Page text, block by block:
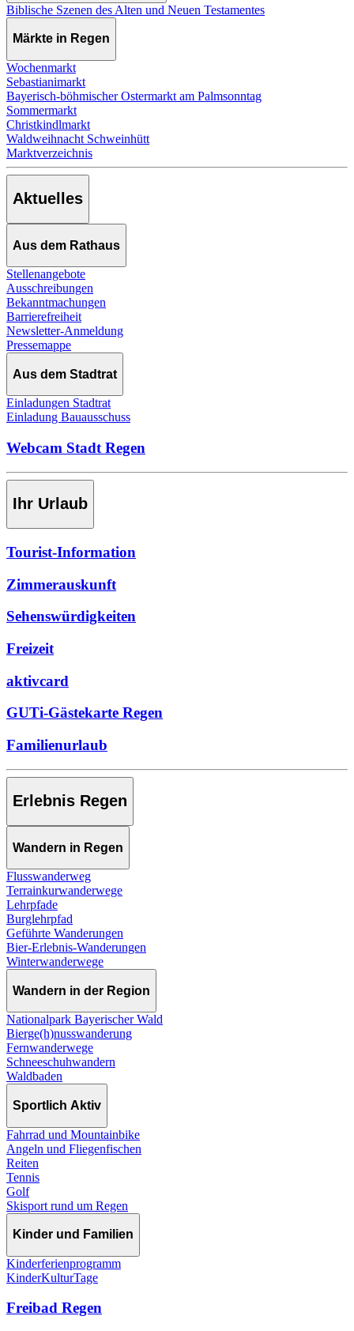
Biblische Szenen des Alten und Neuen Testamentes
Märkte in Regen
Wochenmarkt
Sebastianimarkt
Bayerisch-böhmischer Ostermarkt am Palmsonntag
Sommermarkt
Christkindlmarkt
Waldweihnacht Schweinhütt
Marktverzeichnis
Aktuelles
Aus dem Rathaus
Stellenangebote
Ausschreibungen
Bekanntmachungen
Barrierefreiheit
Newsletter-Anmeldung
Pressemappe
Aus dem Stadtrat
Einladungen Stadtrat
Einladung Bauausschuss
Webcam Stadt Regen
Ihr Urlaub
Tourist-Information
Zimmerauskunft
Sehenswürdigkeiten
Freizeit
aktivcard
GUTi-Gästekarte Regen
Familienurlaub
Erlebnis Regen
Wandern in Regen
Flusswanderweg
Terrainkurwanderwege
Lehrpfade
Burglehrpfad
Geführte Wanderungen
Bier-Erlebnis-Wanderungen
Winterwanderwege
Wandern in der Region
Nationalpark Bayerischer Wald
Bierge(h)nusswanderung
Fernwanderwege
Schneeschuhwandern
Waldbaden
Sportlich Aktiv
Fahrrad und Mountainbike
Angeln und Fliegenfischen
Reiten
Tennis
Golf
Skisport rund um Regen
Kinder und Familien
Kinderferienprogramm
KinderKulturTage
Freibad Regen